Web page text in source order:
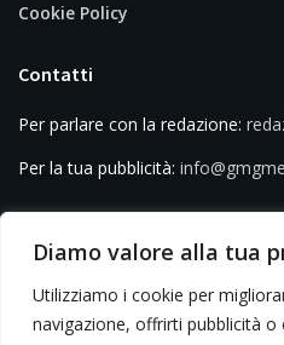
Diamo valore alla tua
Utilizziamo i cookie per
navigazione, offrirti pubblicità
Cookie Policy
Contatti
Per parlare con la redazione:
Per la tua pubblicità: